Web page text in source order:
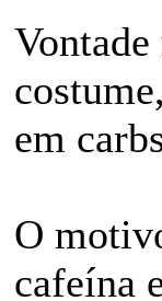
em
O
cafeína